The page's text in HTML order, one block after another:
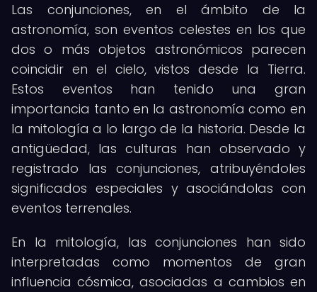
Las conjunciones, en el ámbito de la
astronomía, son eventos celestes en los que
dos o más objetos astronómicos parecen
coincidir en el cielo, vistos desde la Tierra.
Estos eventos han tenido una gran
importancia tanto en la astronomía como en
la mitología a lo largo de la historia. Desde la
antigüedad, las culturas han observado y
registrado las conjunciones, atribuyéndoles
significados especiales y asociándolas con
eventos terrenales.
En la mitología, las conjunciones han sido
interpretadas como momentos de gran
influencia cósmica, asociadas a cambios en